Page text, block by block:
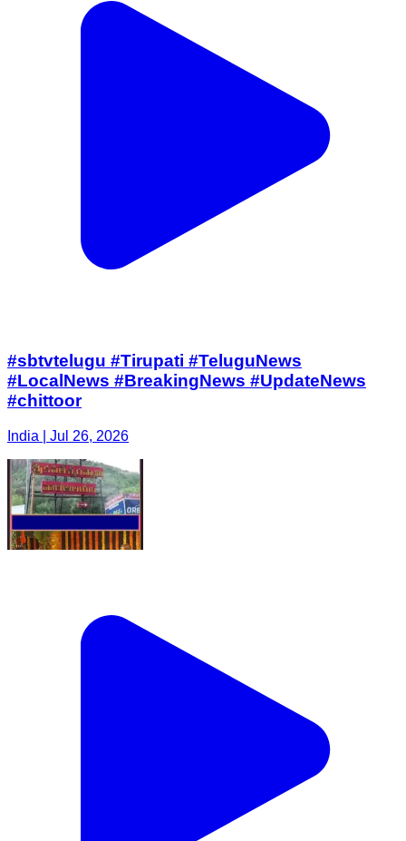
#sbtvtelugu #Tirupati #TeluguNews
#LocalNews #BreakingNews #UpdateNews
#chittoor
India | Jul 26, 2026